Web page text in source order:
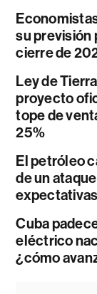
su previsión
cierre de
Ley de
proyecto
tope de
25%
El petróleo
de un
Cuba
eléctrico
¿cómo